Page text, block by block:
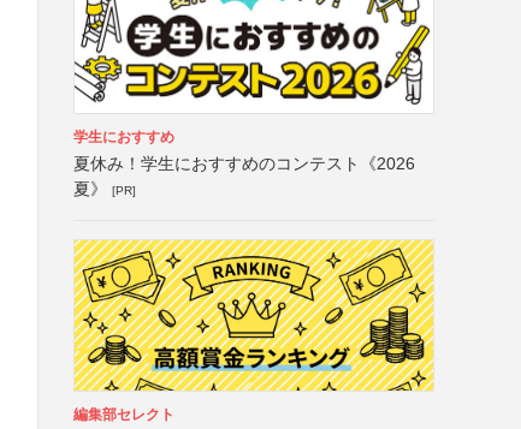
学生におすすめ
夏休み！学生におすすめのコンテスト《2026
夏》
[PR]
編集部セレクト